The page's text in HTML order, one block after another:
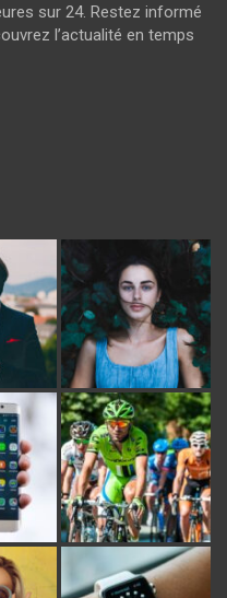
sur 24. Restez informé
l’actualité en temps